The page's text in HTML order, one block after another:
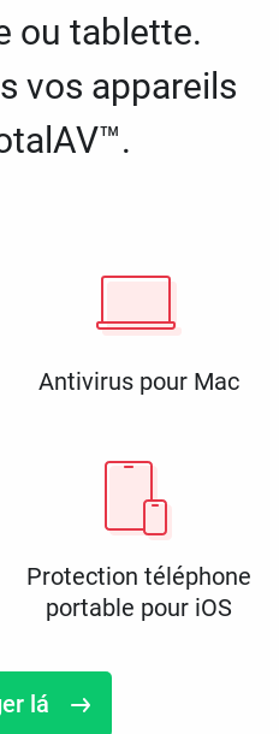
ou tablette.
vos appareils
Antivirus pour Mac
Protection téléphone
portable pour iOS
lá